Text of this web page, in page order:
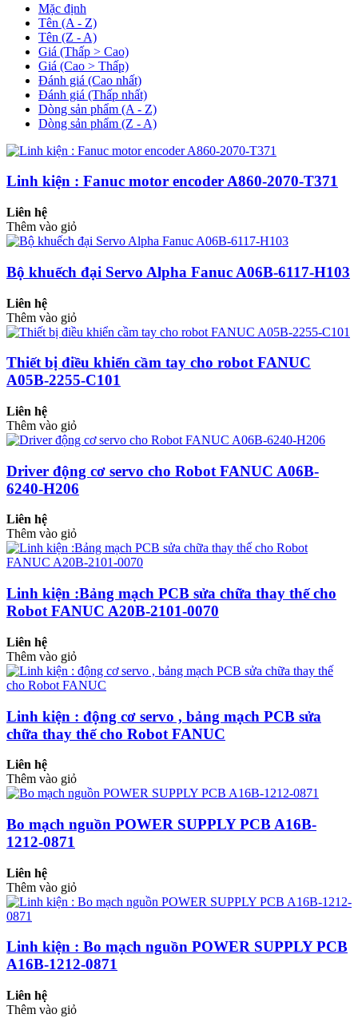
Mặc định
Tên (A - Z)
Tên (Z - A)
Giá (Thấp > Cao)
Giá (Cao > Thấp)
Đánh giá (Cao nhất)
Đánh giá (Thấp nhất)
Dòng sản phẩm (A - Z)
Dòng sản phẩm (Z - A)
Linh kiện : Fanuc motor encoder A860-2070-T371
Liên hệ
Thêm vào giỏ
Bộ khuếch đại Servo Alpha Fanuc A06B-6117-H103
Liên hệ
Thêm vào giỏ
Thiết bị điều khiển cầm tay cho robot FANUC
A05B-2255-C101
Liên hệ
Thêm vào giỏ
Driver động cơ servo cho Robot FANUC A06B-
6240-H206
Liên hệ
Thêm vào giỏ
Linh kiện :Bảng mạch PCB sửa chữa thay thế cho
Robot FANUC A20B-2101-0070
Liên hệ
Thêm vào giỏ
Linh kiện : động cơ servo , bảng mạch PCB sửa
chữa thay thế cho Robot FANUC
Liên hệ
Thêm vào giỏ
Bo mạch nguồn POWER SUPPLY PCB A16B-
1212-0871
Liên hệ
Thêm vào giỏ
Linh kiện : Bo mạch nguồn POWER SUPPLY PCB
A16B-1212-0871
Liên hệ
Thêm vào giỏ